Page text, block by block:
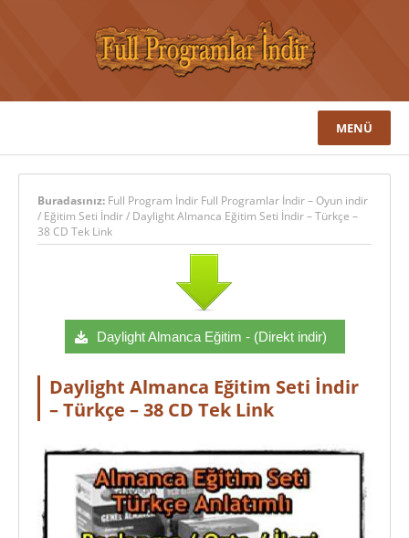
MENÜ
Buradasınız: Full Program İndir Full Programlar İndir – Oyun indir
/ Eğitim Seti İndir/ Daylight Almanca Eğitim Seti İndir – Türkçe –
38 CD Tek Link
Daylight Almanca Eğitim - (Direkt indir)
Daylight Almanca Eğitim Seti İndir
– Türkçe – 38 CD Tek Link